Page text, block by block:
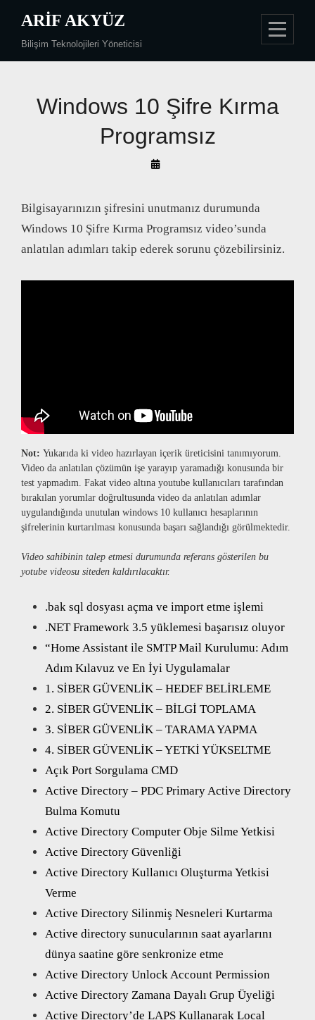
content
ARIF AKYÜZ
Bilişim Teknolojileri Yöneticisi
Windows 10 Şifre Kırma
Programsız
By
Bilgisayarınızın şifresini unutmanız durumunda
Windows 10 Şifre Kırma Programsız video’sunda
anlatılan adımları takip ederek sorunu çözebilirsiniz.
Not: Yukarıda ki video hazırlayan içerik üreticisini tanımıyorum.
Video da anlatılan çözümün işe yarayıp yaramadığı konusunda bir
test yapmadım. Fakat video altına youtube kullanıcıları tarafından
bırakılan yorumlar doğrultusunda video da anlatılan adımlar
uygulandığında unutulan windows 10 kullanıcı hesaplarının
şifrelerinin kurtarılması konusunda başarı sağlandığı görülmektedir.
Video sahibinin talep etmesi durumunda referans gösterilen bu
yotube videosu siteden kaldırılacaktır.
.bak sql dosyası açma ve import etme işlemi
.NET Framework 3.5 yüklemesi başarısız oluyor
“Home Assistant ile SMTP Mail Kurulumu: Adım
Adım Kılavuz ve En İyi Uygulamalar
1. SİBER GÜVENLİK – HEDEF BELİRLEME
2. SİBER GÜVENLİK – BİLGİ TOPLAMA
3. SİBER GÜVENLİK – TARAMA YAPMA
4. SİBER GÜVENLİK – YETKİ YÜKSELTME
Açık Port Sorgulama CMD
Active Directory – PDC Primary Active Directory
Bulma Komutu
Active Directory Computer Obje Silme Yetkisi
Active Directory Güvenliği
Active Directory Kullanıcı Oluşturma Yetkisi
Verme
Active Directory Silinmiş Nesneleri Kurtarma
Active directory sunucularının saat ayarlarını
dünya saatine göre senkronize etme
Active Directory Unlock Account Permission
Active Directory Zamana Dayalı Grup Üyeliği
Active Directory’de LAPS Kullanarak Local